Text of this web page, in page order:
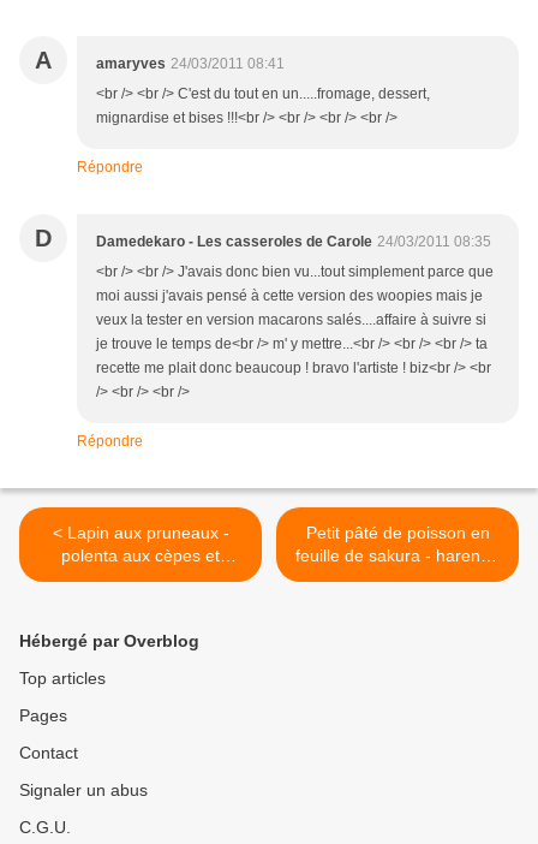
A amaryves 24/03/2011 08:41
<br /> <br /> C'est du tout en un.....fromage, dessert,
mignardise et bises !!!<br /> <br /> <br /> <br />
Répondre
D Damedekaro - Les casseroles de Carole 24/03/2011 08:35
<br /> <br /> J'avais donc bien vu...tout simplement parce que
moi aussi j'avais pensé à cette version des woopies mais je
veux la tester en version macarons salés....affaire à suivre si
je trouve le temps de<br /> m' y mettre...<br /> <br /> <br /> ta
recette me plait donc beaucoup ! bravo l'artiste ! biz<br /> <br
/> <br /> <br />
Répondre
< Lapin aux pruneaux -
polenta aux cèpes et
trompettes aux herbes
Petit pâté de poisson en
feuille de sakura - harenga
et oeuf de caille >
Hébergé par Overblog
Top articles
Pages
Contact
Signaler un abus
C.G.U.